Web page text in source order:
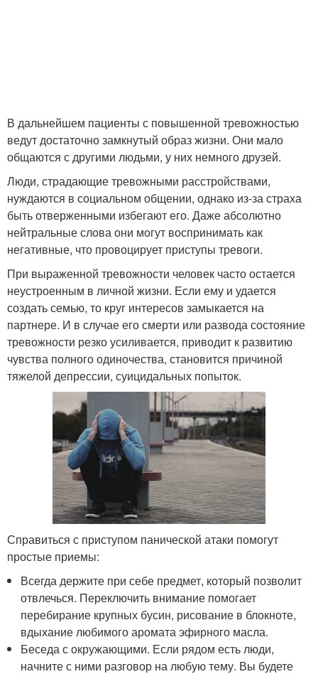
В дальнейшем пациенты с повышенной тревожностью
ведут достаточно замкнутый образ жизни. Они мало
общаются с другими людьми, у них немного друзей.
Люди, страдающие тревожными расстройствами,
нуждаются в социальном общении, однако из-за страха
быть отверженными избегают его. Даже абсолютно
нейтральные слова они могут воспринимать как
негативные, что провоцирует приступы тревоги.
При выраженной тревожности человек часто остается
неустроенным в личной жизни. Если ему и удается
создать семью, то круг интересов замыкается на
партнере. И в случае его смерти или развода состояние
тревожности резко усиливается, приводит к развитию
чувства полного одиночества, становится причиной
тяжелой депрессии, суицидальных попыток.
Справиться с приступом панической атаки помогут
простые приемы:
Всегда держите при себе предмет, который позволит
отвлечься. Переключить внимание помогает
перебирание крупных бусин, рисование в блокноте,
вдыхание любимого аромата эфирного масла.
Беседа с окружающими. Если рядом есть люди,
начните с ними разговор на любую тему. Вы будете